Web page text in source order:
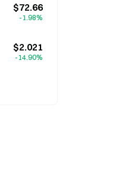
$72.66
-1.98%
$2.021
-14.90%